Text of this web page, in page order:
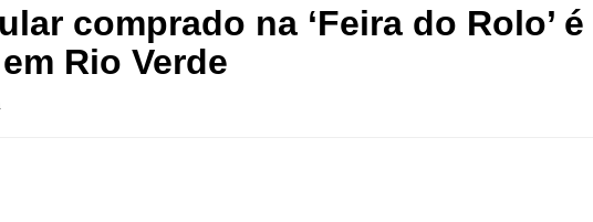
comprado na ‘Feira do Rolo’ é
Rio Verde